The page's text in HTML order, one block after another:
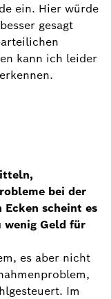
ein. Hier würde
gesagt
kann ich leider
bei der
Ecken scheint es
wenig Geld für
es aber nicht
Im